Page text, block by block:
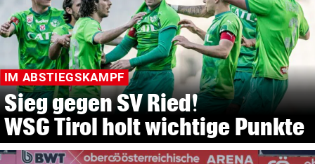
IM ABSTIEGSKAMPF
Sieg gegen SV Ried!
WSG Tirol holt wichtige Punkte